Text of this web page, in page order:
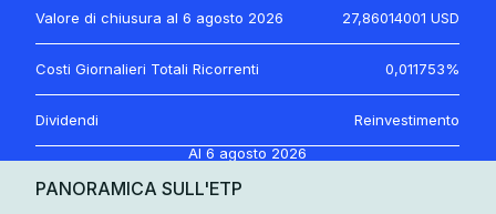
Valore di chiusura al 6 agosto 2026 27,86014001 USD
Costi Giornalieri Totali Ricorrenti 0,011753%
Dividendi
Reinvestimento
Al6 agosto 2026
PANORAMICA SULL'ETP